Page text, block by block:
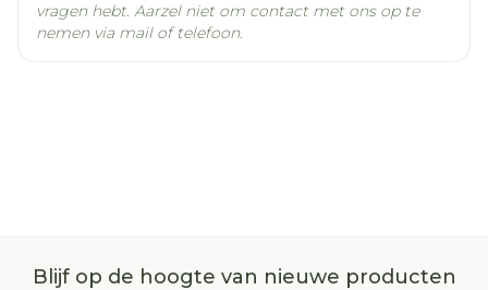
vragen hebt. Aarzel niet om contact met ons op te
nemen via mail of telefoon.
Blijf op de hoogte van nieuwe producten